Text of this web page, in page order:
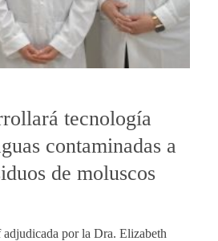
tecnología
contaminadas a
de moluscos
por la Dra. Elizabeth